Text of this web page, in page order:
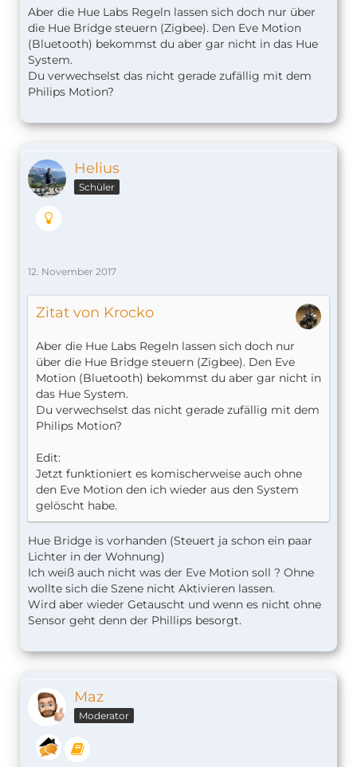
Aber die Hue Labs Regeln lassen sich doch nur über
die Hue Bridge steuern (Zigbee). Den Eve Motion
(Bluetooth) bekommst du aber gar nicht in das Hue
System.
Du verwechselst das nicht gerade zufällig mit dem
Philips Motion?
Helius
Schüler
12. November 2017
Zitat von Krocko
Aber die Hue Labs Regeln lassen sich doch nur
über die Hue Bridge steuern (Zigbee). Den Eve
Motion (Bluetooth) bekommst du aber gar nicht in
das Hue System.
Du verwechselst das nicht gerade zufällig mit dem
Philips Motion?
Edit:
Jetzt funktioniert es komischerweise auch ohne
den Eve Motion den ich wieder aus den System
gelöscht habe.
Hue Bridge is vorhanden (Steuert ja schon ein paar
Lichter in der Wohnung)
Ich weiß auch nicht was der Eve Motion soll ? Ohne
wollte sich die Szene nicht Aktivieren lassen.
Wird aber wieder Getauscht und wenn es nicht ohne
Sensor geht denn der Phillips besorgt.
Maz
Moderator